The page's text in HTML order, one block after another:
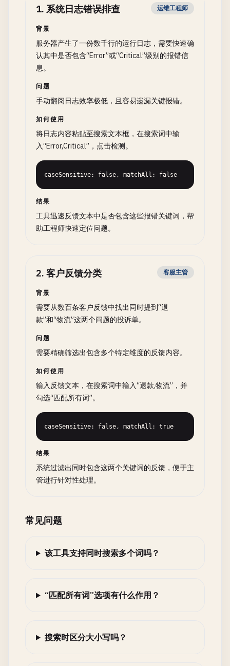
1. 系统日志错误排查 运维工程师
背景
服务器产生了一份数千行的运行日志，需要快速确
认其中是否包含“Error”或“Critical”级别的报错信
息。
问题
手动翻阅日志效率极低，且容易遗漏关键报错。
如何使用
将日志内容粘贴至搜索文本框，在搜索词中输
入“Error,Critical”，点击检测。
caseSensitive: false, matchAll: false
结果
工具迅速反馈文本中是否包含这些报错关键词，帮
助工程师快速定位问题。
2. 客户反馈分类 客服主管
背景
需要从数百条客户反馈中找出同时提到“退
款”和“物流”这两个问题的投诉单。
问题
需要精确筛选出包含多个特定维度的反馈内容。
如何使用
输入反馈文本，在搜索词中输入“退款,物流”，并
勾选“匹配所有词”。
caseSensitive: false, matchAll: true
结果
系统过滤出同时包含这两个关键词的反馈，便于主
管进行针对性处理。
常见问题
该工具支持同时搜索多个词吗？
“匹配所有词”选项有什么作用？
搜索时区分大小写吗？